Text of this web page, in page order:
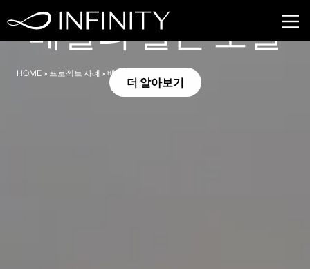
HOME » 프로젝트 사례 » 베벌리 힐튼 호텔
베벌리 힐스, 캘리포니아
베벌리 힐튼 호텔
더 알아보기